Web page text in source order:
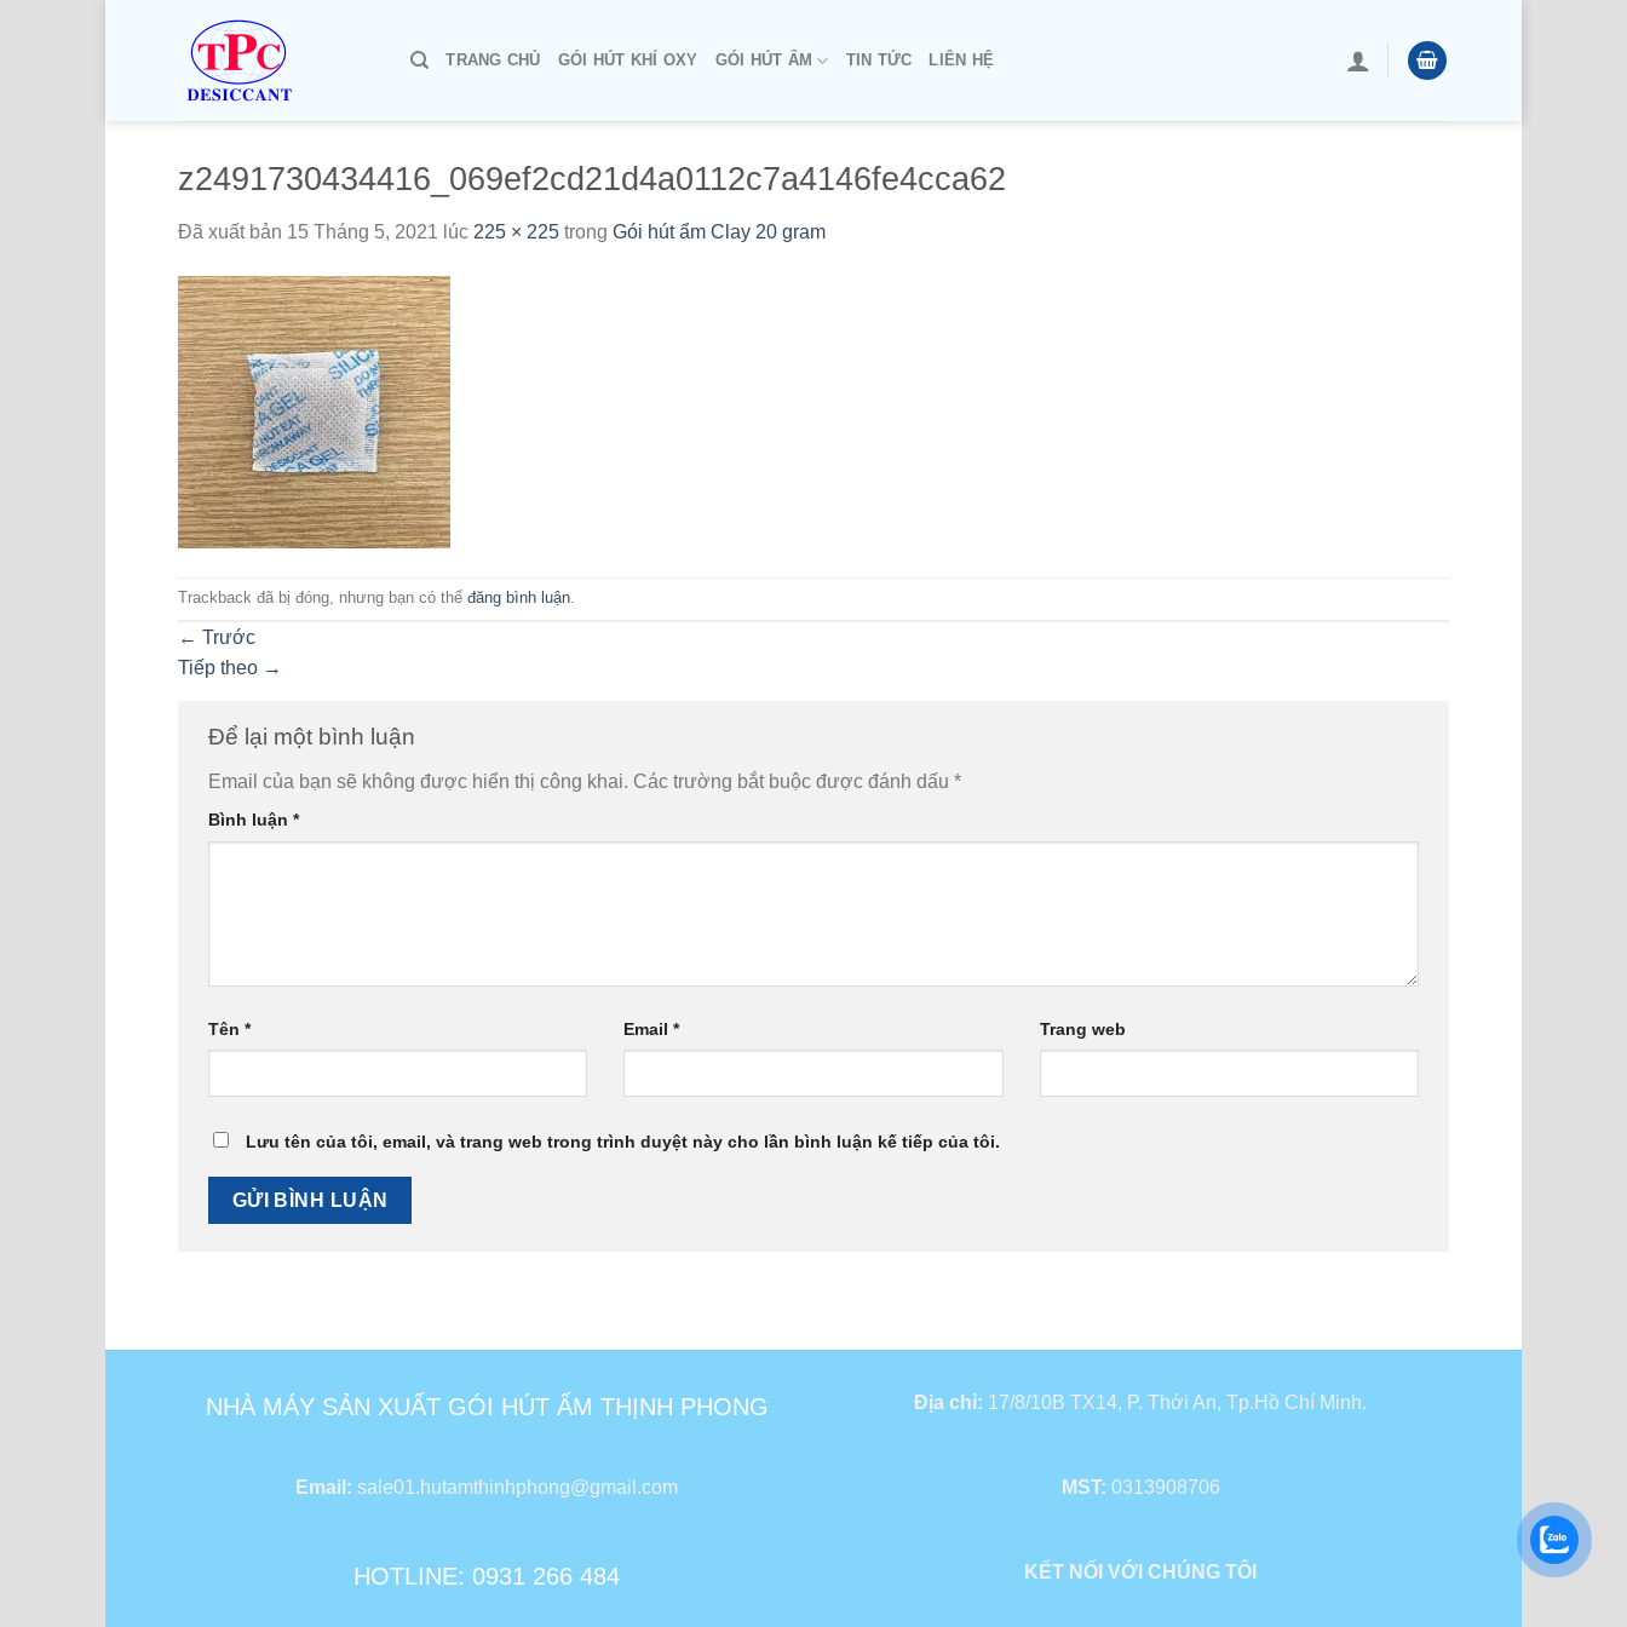
TRANG CHỦ GÓI HÚT KHÍ OXY GÓI HÚT ẨM TIN TỨC LIÊN HỆ
z2491730434416_069ef2cd21d4a0112c7a4146fe4cca62
Đã xuất bản 15 Tháng 5, 2021 lúc 225 × 225 trong Gói hút ẩm Clay 20 gram
Trackback đã bị đóng, nhưng bạn có thể đăng bình luận
← Trước
Tiếp theo →
Để lại một bình luận
Email của bạn sẽ không được hiển thị công khai. Các trường bắt buộc được đánh dấu *
Bình luận *
Tên * Email* Trang web
Lưu tên của tôi, email, và trang web trong trình duyệt này cho lần bình luận kế tiếp của tôi.
NHÀ MÁY SẢN XUẤT GÓI HÚT ẨM THỊNH PHONG Địa chỉ: 17/8/10B TX14, P. Thới An, Tp.Hồ Chí Minh.
Email: sale01.hutamthinhphong@gmail.com MST: 0313908706
HOTLINE: 0931 266 484 KẾT NỐI VỚI CHÚNG TÔI